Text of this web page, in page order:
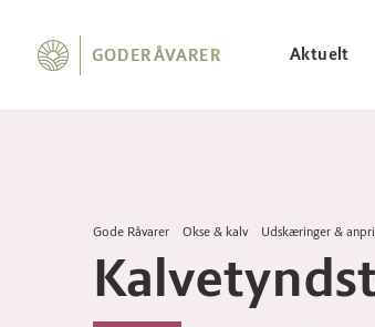
GODERÅVARER Aktuelt
Gode Råvarer Okse & kalv Udskæringer &